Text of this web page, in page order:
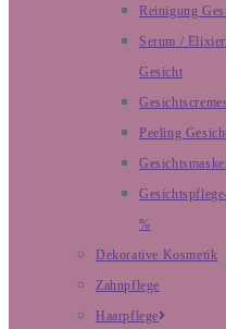
Reinigung
Serum / Elixier
Gesicht
Gesichtscremes
Peeling
%
Dekorative Kosmetik
Zahnpflege
Haarpflege